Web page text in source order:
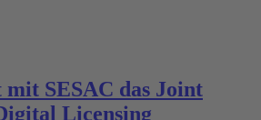
mit SESAC das Joint
Licensing